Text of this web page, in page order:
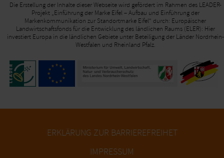
Die Erstellung der Inhalte dieser Webseite wird gefördert im Rahmen des LEADER-
Projekt „Einführung der Marke Eifel – Aufbau und Einführung der
Markenkommunikation zur Standortmarke Eifel“ durch: Europäischer
Landwirtschaftsfonds für die Entwicklung des ländlichen Raums (ELER): Hier
investiert Europa in die ländlichen Gebiete unter Beteiligung der Länder Nordrhein-
Westfalen und Rheinland Pfalz.
ERKLÄRUNG ZUR BARRIEREFREIHET
IMPRESSUM